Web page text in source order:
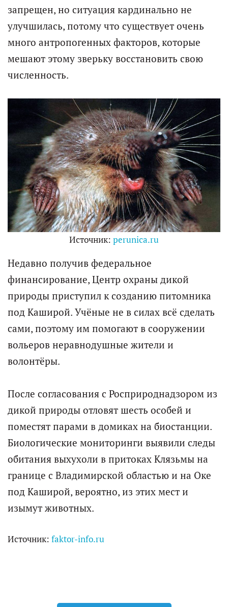
запрещен, но ситуация кардинально не
улучшилась, потому что существует очень
много антропогенных факторов, которые
мешают этому зверьку восстановить свою
численность.
Источник: perunica.ru
Недавно получив федеральное
финансирование, Центр охраны дикой
природы приступил к созданию питомника
под Каширой. Учёные не в силах всё сделать
сами, поэтому им помогают в сооружении
вольеров неравнодушные жители и
волонтёры.
После согласования с Росприроднадзором из
дикой природы отловят шесть особей и
поместят парами в домиках на биостанции.
Биологические мониторинги выявили следы
обитания выхухоли в притоках Клязьмы на
границе с Владимирской областью и на Оке
под Каширой, вероятно, из этих мест и
изымут животных.
Источник: faktor-info.ru